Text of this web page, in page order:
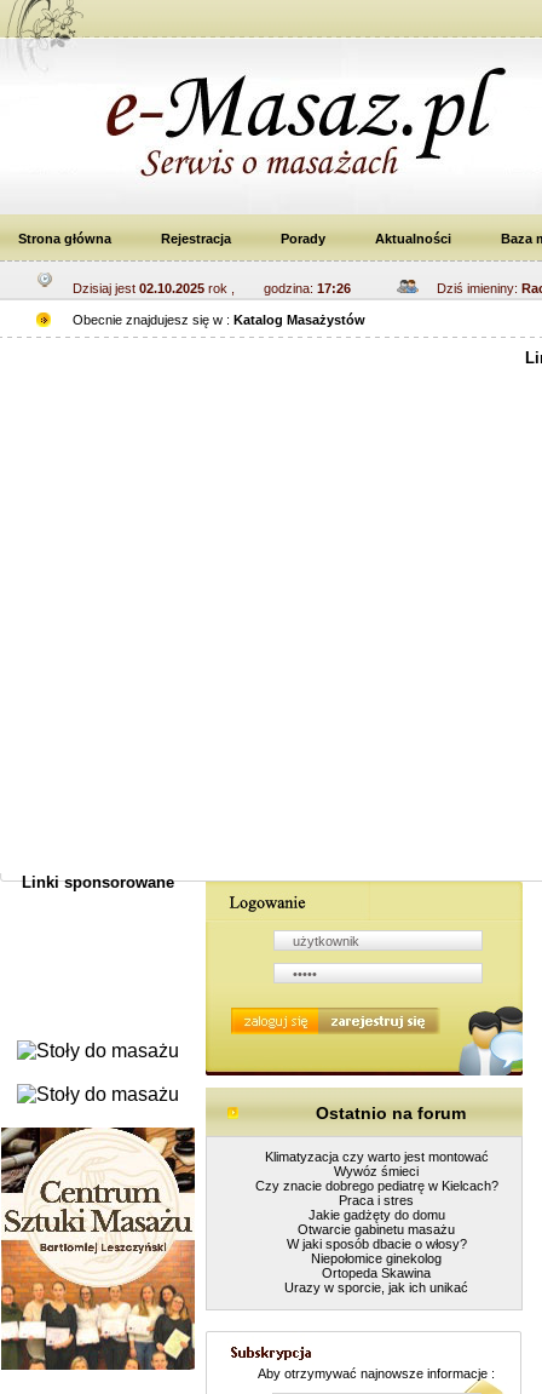
Strona główna Rejestracja Porady Aktualności Baza
Dzisiaj jest 02.10.2025 rok , godzina: 17:26 Dziś imieniny:
Obecnie znajdujesz się w : Katalog Masażystów
Linki sponsorowane
Ostatnio na forum
Klimatyzacja czy warto jest montować
Wywóz śmieci
Czy znacie dobrego pediatrę w Kielcach?
Praca i stres
Jakie gadżęty do domu
Otwarcie gabinetu masażu
W jaki sposób dbacie o włosy?
Niepołomice ginekolog
Ortopeda Skawina
Urazy w sporcie, jak ich unikać
Aby otrzymywać najnowsze informacje :